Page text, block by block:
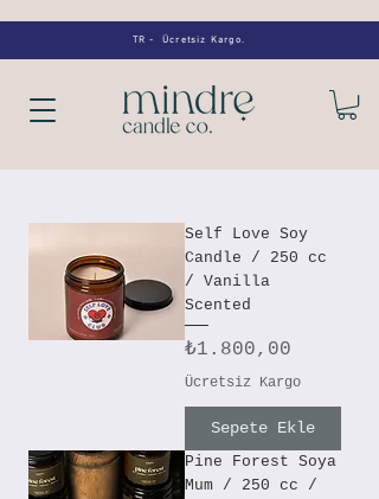
TR - Ücretsiz Kargo.
Self Love Soy
Candle / 250 cc
/ Vanilla
Scented
Fiyat
₺1.800,00
Ücretsiz Kargo
Sepete Ekle
Pine Forest Soya
Mum / 250 cc /